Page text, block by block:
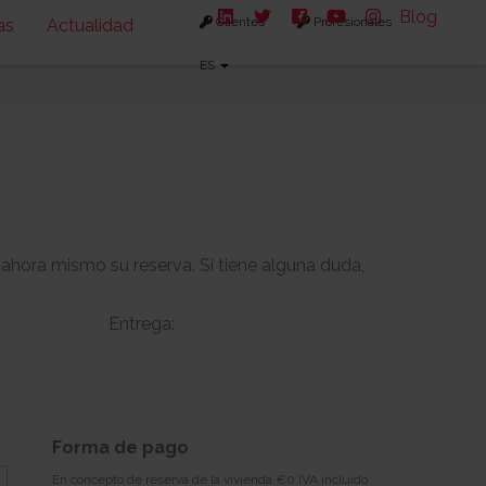
Actualidad Clientes Profesionales
ES
Blog
mismo su reserva. Si tiene alguna duda,
Entrega:
Descargar planos
Forma de pago
En concepto de reserva de la vivienda €0 IVA incluido